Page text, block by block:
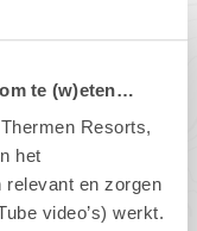
te (w)eten…
Resorts,
het
relevant en zorgen
video’s) werkt.
IN WINKELMAND